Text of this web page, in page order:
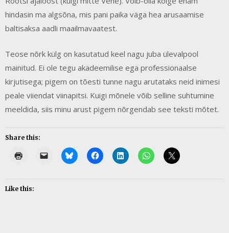
hindasin ma algsõna, mis pani paika väga hea arusaamise
baltisaksa aadli maailmavaatest.
Teose nõrk külg on kasutatud keel nagu juba ülevalpool
mainitud. Ei ole tegu akadeemilise ega professionaalse
kirjutisega; pigem on tõesti tunne nagu arutataks neid inimesi
peale viiendat viinapitsi. Kuigi mõnele võib selline suhtumine
meeldida, siis minu arust pigem nõrgendab see teksti mõtet.
Share this:
Like this: